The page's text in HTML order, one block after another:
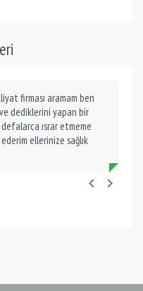
firması aramam ben
dediklerini yapan bir
defalarca ısrar etmeme
ellerinize sağlık